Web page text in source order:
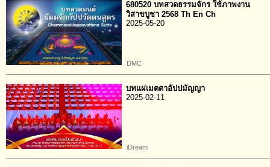
680520 บทสวดธรรมจักร ใช้ภาพงาน
วิสาขบูชา 2568 Th En Ch
2025-05-20
DMC
บทแผ่เมตตาอัปปมัญญา
2025-02-11
iDream